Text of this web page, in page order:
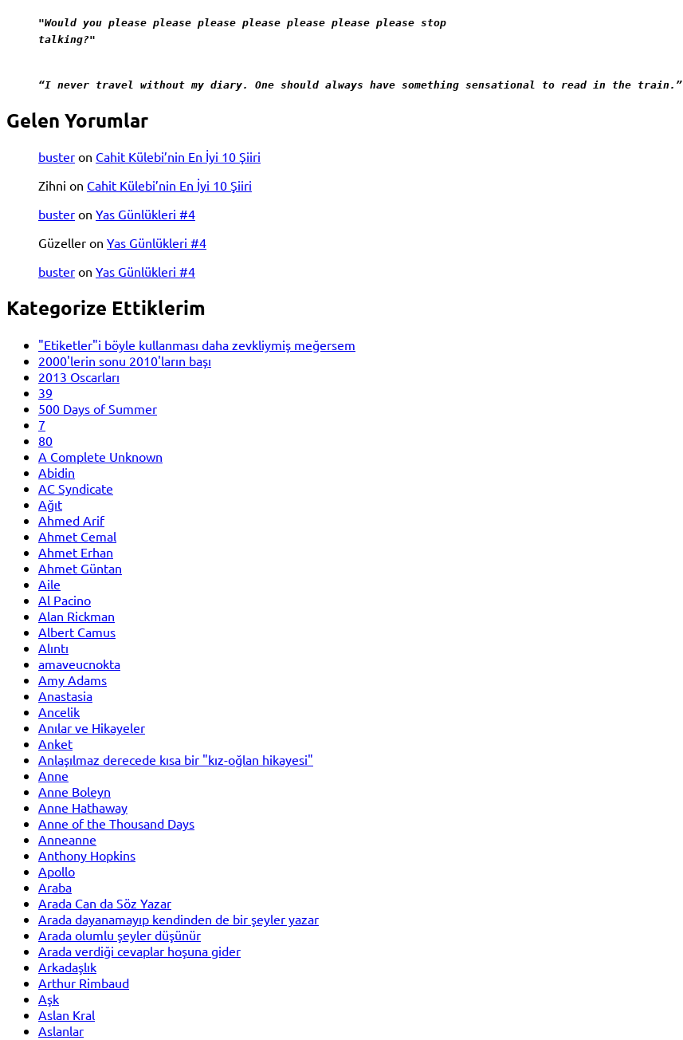
"Would you please please please please please please please stop
talking?"
“I never travel without my diary. One should always have something sensational to read in the train.”
Gelen Yorumlar
buster on Cahit Külebi’nin En İyi 10 Şiiri
Zihni on Cahit Külebi’nin En İyi 10 Şiiri
buster on Yas Günlükleri #4
Güzeller on Yas Günlükleri #4
buster on Yas Günlükleri #4
Kategorize Ettiklerim
"Etiketler"i böyle kullanması daha zevkliymiş meğersem
2000'lerin sonu 2010'ların başı
2013 Oscarları
39
500 Days of Summer
7
80
A Complete Unknown
Abidin
AC Syndicate
Ağıt
Ahmed Arif
Ahmet Cemal
Ahmet Erhan
Ahmet Güntan
Aile
Al Pacino
Alan Rickman
Albert Camus
Alıntı
amaveucnokta
Amy Adams
Anastasia
Ancelik
Anılar ve Hikayeler
Anket
Anlaşılmaz derecede kısa bir "kız-oğlan hikayesi"
Anne
Anne Boleyn
Anne Hathaway
Anne of the Thousand Days
Anneanne
Anthony Hopkins
Apollo
Araba
Arada Can da Söz Yazar
Arada dayanamayıp kendinden de bir şeyler yazar
Arada olumlu şeyler düşünür
Arada verdiği cevaplar hoşuna gider
Arkadaşlık
Arthur Rimbaud
Aşk
Aslan Kral
Aslanlar